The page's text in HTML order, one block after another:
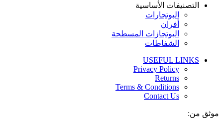
التصنيفات الأساسية
البوتجارات
أفران
البوتجازات المسطحة
الشفاطات
USEFUL LINKS
Privacy Policy
Returns
Terms & Conditions
Contact Us
موثق من: